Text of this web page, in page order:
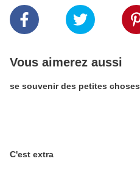
Vous aimerez aussi
se souvenir des petites choses
C'est extra